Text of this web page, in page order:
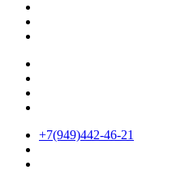
+7(949)442-46-21